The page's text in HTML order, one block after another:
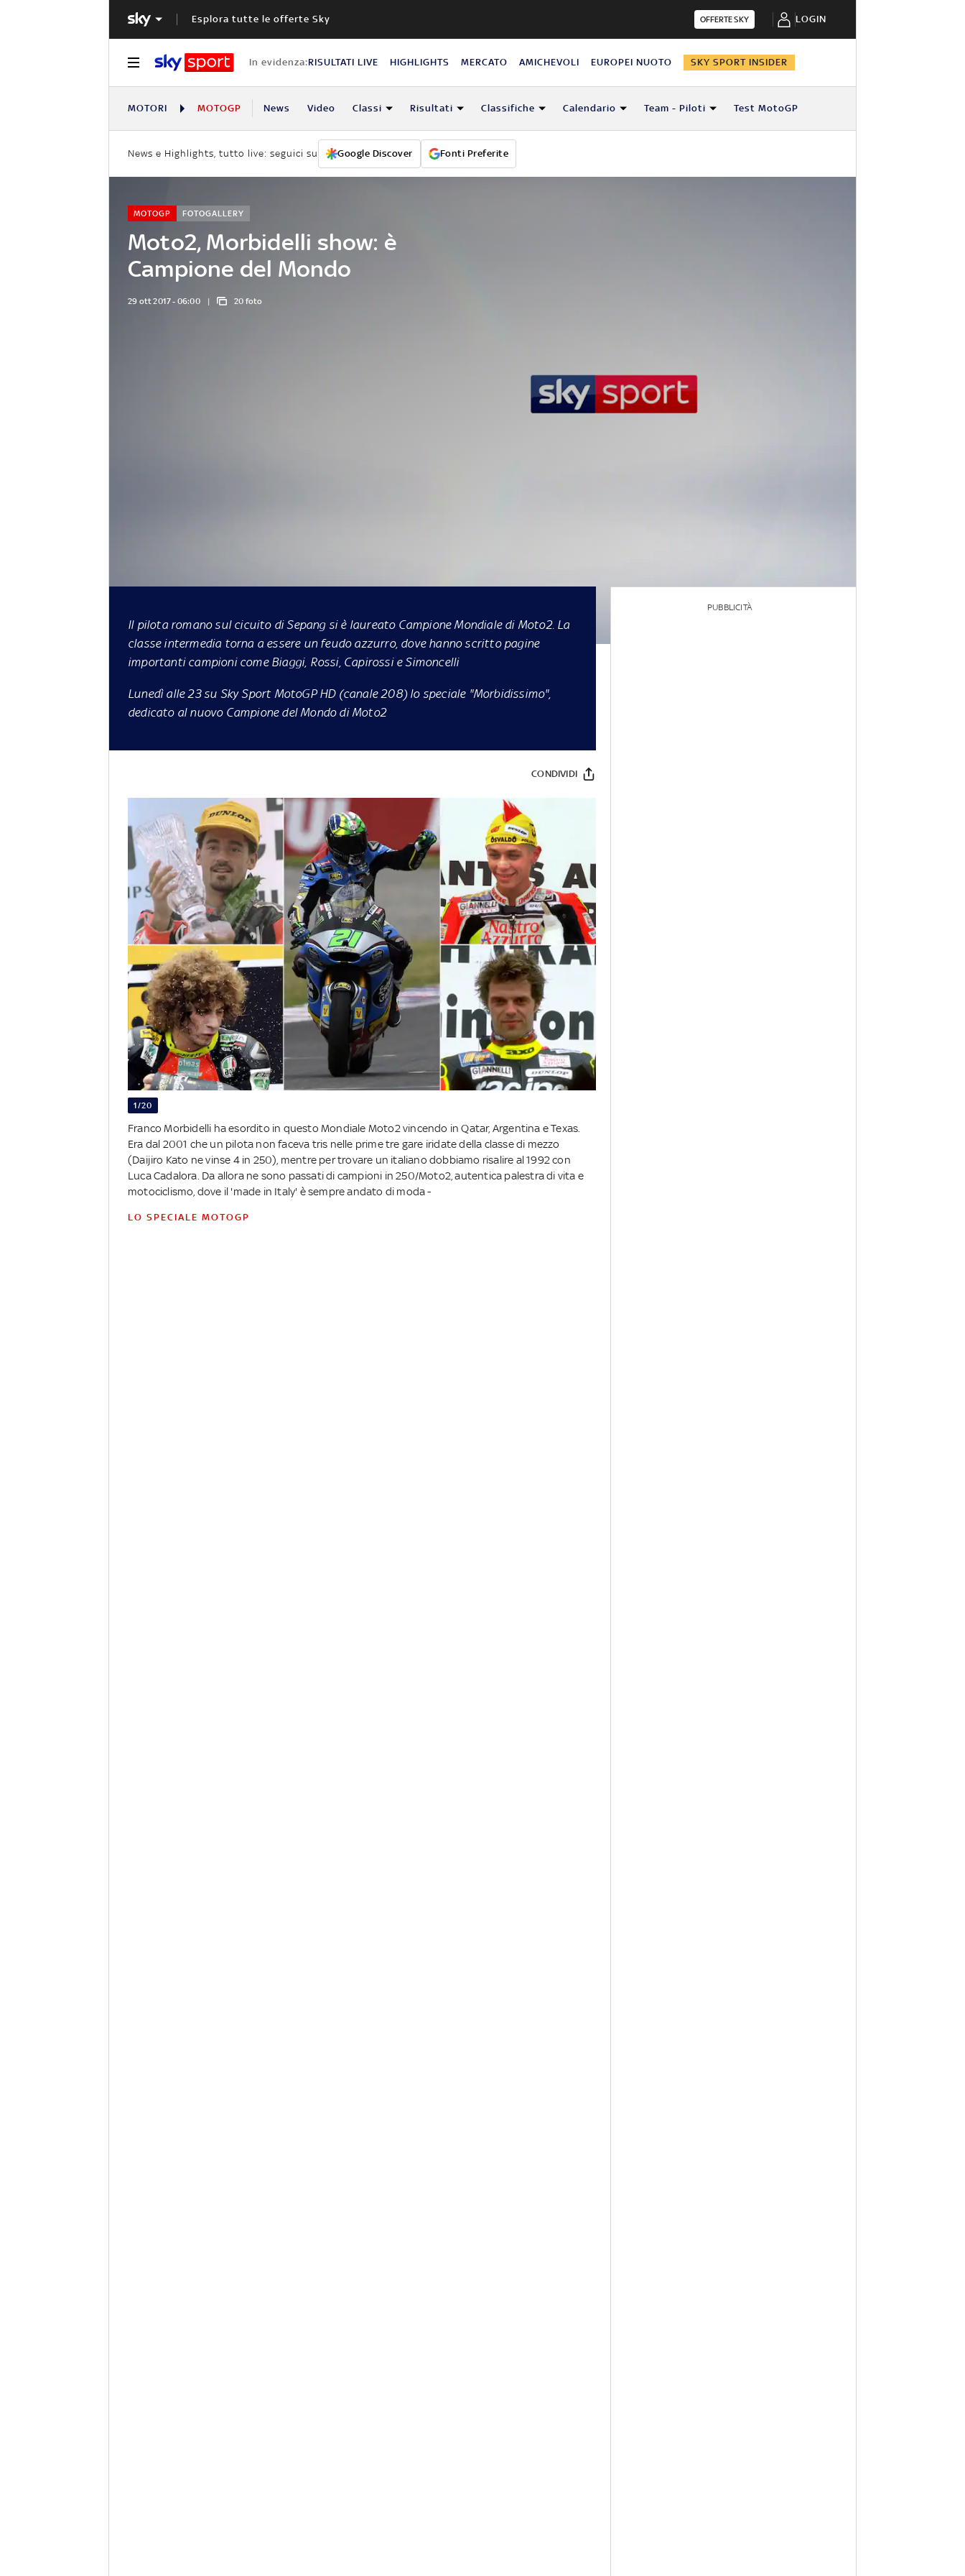
Esplora tutte le offerte Sky OFFERTE SKY LOGIN
In evidenza:RISULTATI LIVE HIGHLIGHTS MERCATO AMICHEVOLI EUROPEI NUOTO SKY SPORT INSIDER
MOTORI MOTOGP News Video Classi Risultati Classifiche Calendario Team - Piloti Test MotoGP
News e Highlights, tutto live: seguici su Google Discover Fonti Preferite
Moto2, Morbidelli show: è
Campione del Mondo
MOTOGP FOTOGALLERY
29 ott 2017 - 06:00 20 foto
Il pilota romano sul cicuito di Sepang si è laureato Campione Mondiale di Moto2. La
classe intermedia torna a essere un feudo azzurro, dove hanno scritto pagine
importanti campioni come Biaggi, Rossi, Capirossi e Simoncelli
Lunedì alle 23 su Sky Sport MotoGP HD (canale 208) lo speciale "Morbidissimo",
dedicato al nuovo Campione del Mondo di Moto2
CONDIVIDI
1/20
Franco Morbidelli ha esordito in questo Mondiale Moto2 vincendo in Qatar, Argentina e Texas.
Era dal 2001 che un pilota non faceva tris nelle prime tre gare iridate della classe di mezzo
(Daijiro Kato ne vinse 4 in 250), mentre per trovare un italiano dobbiamo risalire al 1992 con
Luca Cadalora. Da allora ne sono passati di campioni in 250/Moto2, autentica palestra di vita e
motociclismo, dove il 'made in Italy' è sempre andato di moda -
LO SPECIALE MOTOGP
PUBBLICITÀ